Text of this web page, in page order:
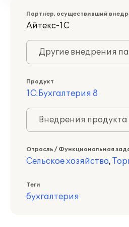
Партнер, осуществивший
Айтекс-1С
Другие внедрения
Продукт
1С:Бухгалтерия 8
Внедрения
Отрасль / Функциональная
Сельское хозяйство,
Теги
бухгалтерия